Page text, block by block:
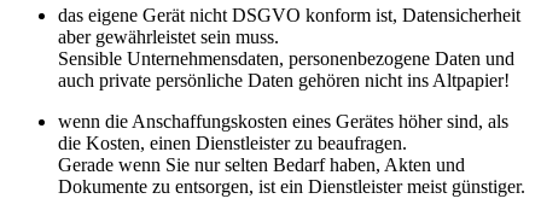
das eigene Gerät nicht DSGVO konform ist, Datensicherheit
aber gewährleistet sein muss.
Sensible Unternehmensdaten, personenbezogene Daten und
auch private persönliche Daten gehören nicht ins Altpapier!
wenn die Anschaffungskosten eines Gerätes höher sind, als
die Kosten, einen Dienstleister zu beaufragen.
Gerade wenn Sie nur selten Bedarf haben, Akten und
Dokumente zu entsorgen, ist ein Dienstleister meist günstiger.